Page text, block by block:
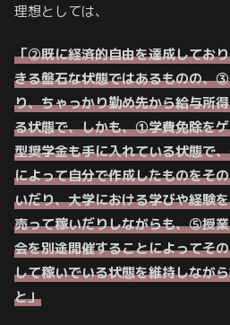
理想としては、
「②既に経済的自由を達成してお
きる盤石な状態ではあるものの、
り、ちゃっかり勤め先から給与所
る状態で、しかも、①学費免除を
型奨学金も手に入れている状態で
によって自分で作成したものをそ
いだり、大学における学びや経験
売って稼いだりしながらも、⑤授
会を別途開催することによってそ
して稼いでいる状態を維持しなが
と」